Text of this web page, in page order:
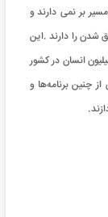
بر نمی دارند و
شدن را دارند .این
انسان در کشور
چنین برنامه‌ها و